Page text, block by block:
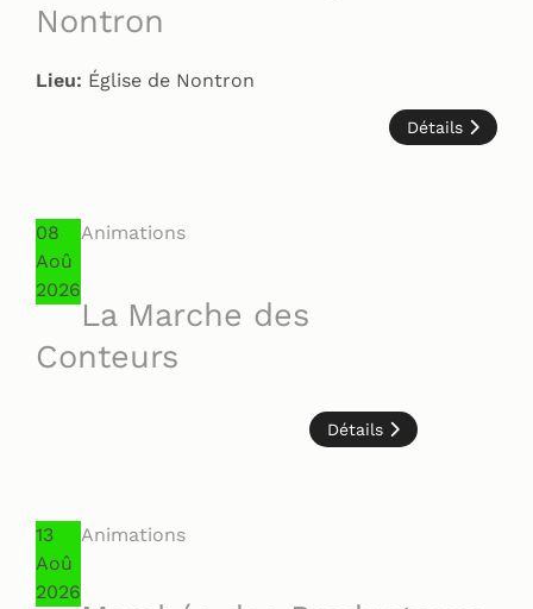
Nontron
Lieu: Église de Nontron
Détails
08
Aoû
2026
Animations
La Marche des
Conteurs
Détails
13
Aoû
2026
Animations